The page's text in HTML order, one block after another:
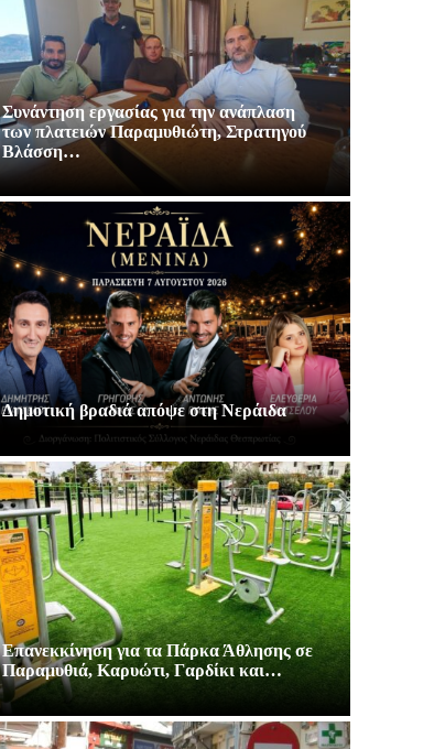
Συνάντηση εργασίας για την ανάπλαση
των πλατειών Παραμυθιώτη, Στρατηγού
Βλάσση…
Δημοτική βραδιά απόψε στη Νεράιδα
Επανεκκίνηση για τα Πάρκα Άθλησης σε
Παραμυθιά, Καρυώτι, Γαρδίκι και…